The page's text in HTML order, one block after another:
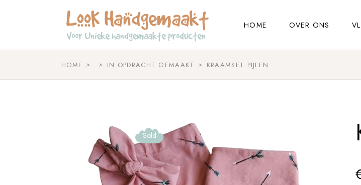
HOME OVER ONS
HOME IN OPDRACHT GEMAAKT KRAAMSET PIJLEN
Sold